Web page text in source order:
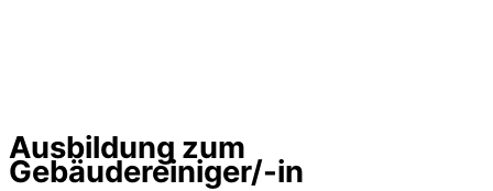
Ausbildung zum
Gebäudereiniger/-in